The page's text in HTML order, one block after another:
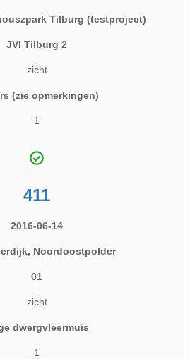
Tilburg (testproject)
JVI Tilburg 2
zicht
(zie opmerkingen)
1
411
2016-06-14
Noordoostpolder
01
zicht
dwergvleermuis
1